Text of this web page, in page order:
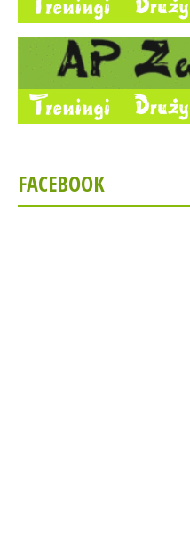
FACEBOOK